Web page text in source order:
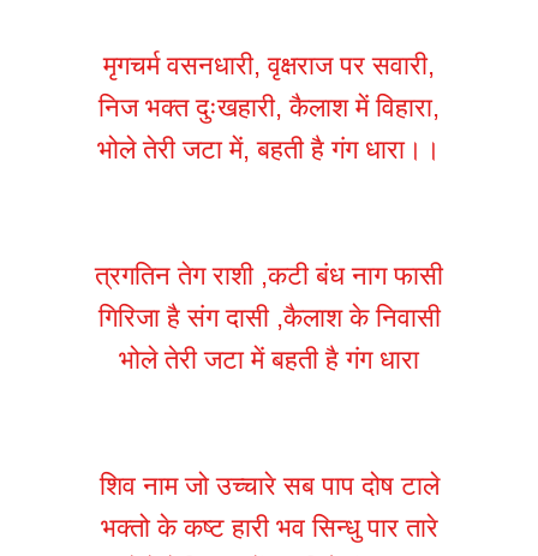
मृगचर्म वसनधारी, वृक्षराज पर सवारी,
निज भक्त दुःखहारी, कैलाश में विहारा,
भोले तेरी जटा में, बहती है गंग धारा।।
त्रगतिन तेग राशी ,कटी बंध नाग फासी
गिरिजा है संग दासी ,कैलाश के निवासी
भोले तेरी जटा में बहती है गंग धारा
शिव नाम जो उच्चारे सब पाप दोष टाले
भक्तो के कष्ट हारी भव सिन्धु पार तारे